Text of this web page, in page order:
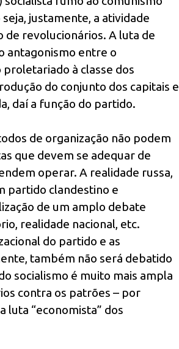
justamente, a atividade
de revolucionários. A luta de
antagonismo entre o
à classe dos
do conjunto dos capitais e
daí a função do partido.
de organização não podem
que devem se adequar de
operar. A realidade russa,
partido clandestino e
de um amplo debate
realidade nacional, etc.
do partido e as
também não será debatido
socialismo é muito mais ampla
contra os patrões – por
luta “economista” dos